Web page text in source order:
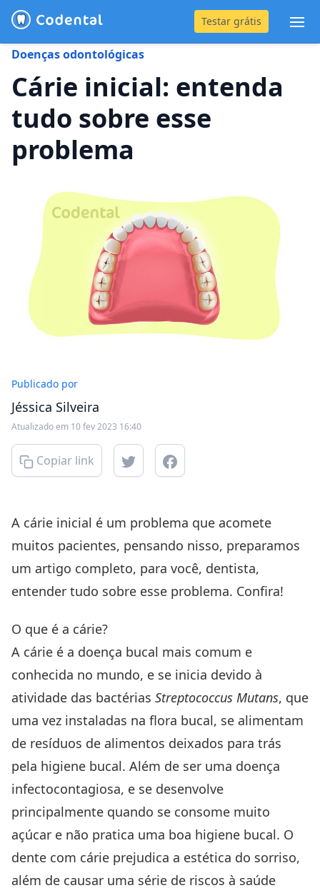
Testar grátis
(31) 4042-0882
Blog
Recursos
Entrar
Doenças odontológicas
Cárie inicial: entenda
tudo sobre esse
problema
Publicado por
Jéssica Silveira
Atualizado em 10 fev 2023 16:40
Copiar link
A cárie inicial é um problema que acomete
muitos pacientes, pensando nisso, preparamos
um artigo completo, para você, dentista,
entender tudo sobre esse problema. Confira!
O que é a cárie?
A cárie é a doença bucal mais comum e
conhecida no mundo, e se inicia devido à
atividade das bactérias Streptococcus Mutans, que
uma vez instaladas na flora bucal, se alimentam
de resíduos de alimentos deixados para trás
pela higiene bucal. Além de ser uma doença
infectocontagiosa, e se desenvolve
principalmente quando se consome muito
açúcar e não pratica uma boa higiene bucal. O
dente com cárie prejudica a estética do sorriso,
além de causar uma série de riscos à saúde